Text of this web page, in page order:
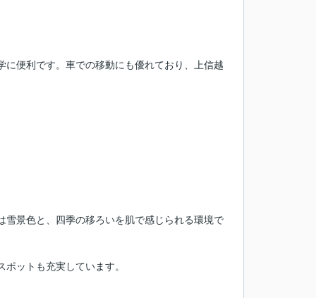
便利です。車での移動にも優れており、上信越
景色と、四季の移ろいを肌で感じられる環境で
ットも充実しています。